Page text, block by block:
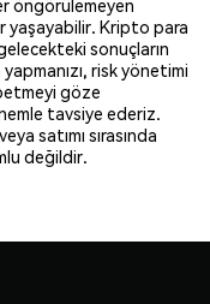
öngörülemeyen
yaşayabilir. Kripto para
sonuçların
risk yönetimi
göze
tavsiye ederiz.
satımı sırasında
değildir.